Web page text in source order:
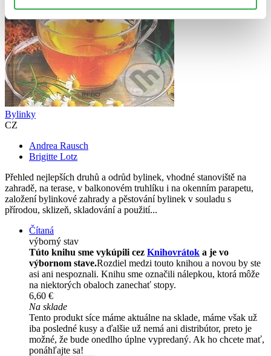
Bylinky
CZ
Andrea Rausch
Brigitte Lotz
Přehled nejlepších druhů a odrůd bylinek, vhodné stanoviště na
zahradě, na terase, v balkonovém truhlíku i na okenním parapetu,
založení bylinkové zahrady a pěstování bylinek v souladu s
přírodou, sklizeň, skladování a použití...
Čítaná
výborný stav
Túto knihu sme vykúpili cez Knihovrátok a je vo
výbornom stave.Rozdiel medzi touto knihou a novou by ste
asi ani nespoznali. Knihu sme označili nálepkou, ktorá môže
na niektorých obaloch zanechať stopy.
6,60 €
Na sklade
Tento produkt síce máme aktuálne na sklade, máme však už
iba posledné kusy a ďalšie už nemá ani distribútor, preto je
možné, že bude onedlho úplne vypredaný. Ak ho chcete mať,
ponáhľajte sa!